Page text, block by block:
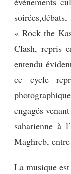
« Rock the
Clash, repris
entendu
ce cycle
engagés
saharienne à
Maghreb,
La musique